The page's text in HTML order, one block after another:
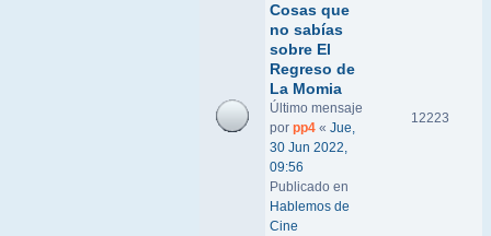
Cosas que
no sabías
sobre El
Regreso de
La Momia
Último mensaje
por pp4 « Jue,
30 Jun 2022,
09:56
Publicado en
Hablemos de
Cine
12223